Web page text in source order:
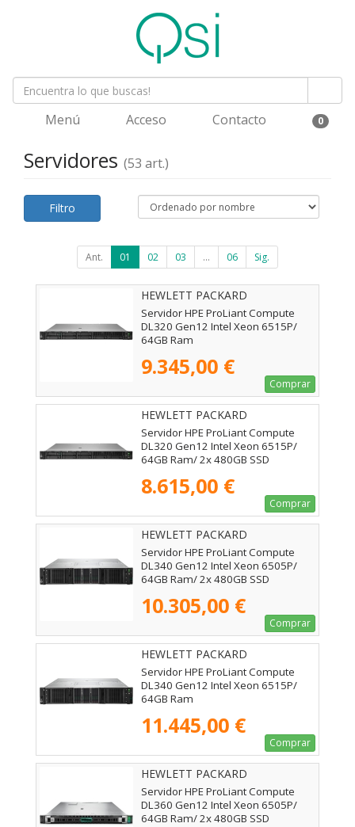
Menú Acceso Contacto 0
Servidores (53 art.)
Filtro
Ant. 01 02 03 ... 06 Sig.
HEWLETT PACKARD
ENTERPRISE - P87775-425
Servidor HPE ProLiant Compute
DL320 Gen12 Intel Xeon 6515P/
64GB Ram
9.345,00 €
Comprar
HEWLETT PACKARD
ENTERPRISE - P87783-425
Servidor HPE ProLiant Compute
DL320 Gen12 Intel Xeon 6515P/
64GB Ram/ 2x 480GB SSD
8.615,00 €
Comprar
HEWLETT PACKARD
ENTERPRISE - P87782-425
Servidor HPE ProLiant Compute
DL340 Gen12 Intel Xeon 6505P/
64GB Ram/ 2x 480GB SSD
10.305,00 €
Comprar
HEWLETT PACKARD
ENTERPRISE - P87741-425
Servidor HPE ProLiant Compute
DL340 Gen12 Intel Xeon 6515P/
64GB Ram
11.445,00 €
Comprar
HEWLETT PACKARD
ENTERPRISE - P89233-425
Servidor HPE ProLiant Compute
DL360 Gen12 Intel Xeon 6505P/
64GB Ram/ 2x 480GB SSD